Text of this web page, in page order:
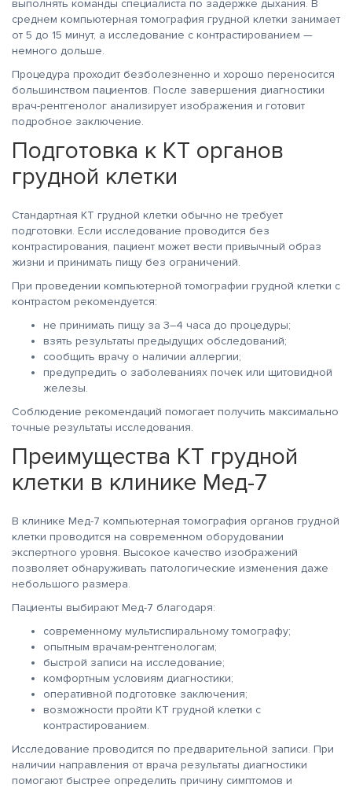
выполнять команды специалиста по задержке дыхания. В
среднем компьютерная томография грудной клетки занимает
от 5 до 15 минут, а исследование с контрастированием —
немного дольше.
Процедура проходит безболезненно и хорошо переносится
большинством пациентов. После завершения диагностики
врач-рентгенолог анализирует изображения и готовит
подробное заключение.
Подготовка к КТ органов
грудной клетки
Стандартная КТ грудной клетки обычно не требует
подготовки. Если исследование проводится без
контрастирования, пациент может вести привычный образ
жизни и принимать пищу без ограничений.
При проведении компьютерной томографии грудной клетки с
контрастом рекомендуется:
не принимать пищу за 3–4 часа до процедуры;
взять результаты предыдущих обследований;
сообщить врачу о наличии аллергии;
предупредить о заболеваниях почек или щитовидной
железы.
Соблюдение рекомендаций помогает получить максимально
точные результаты исследования.
Преимущества КТ грудной
клетки в клинике Мед-7
В клинике Мед-7 компьютерная томография органов грудной
клетки проводится на современном оборудовании
экспертного уровня. Высокое качество изображений
позволяет обнаруживать патологические изменения даже
небольшого размера.
Пациенты выбирают Мед-7 благодаря:
современному мультиспиральному томографу;
опытным врачам-рентгенологам;
быстрой записи на исследование;
комфортным условиям диагностики;
оперативной подготовке заключения;
возможности пройти КТ грудной клетки с
контрастированием.
Исследование проводится по предварительной записи. При
наличии направления от врача результаты диагностики
помогают быстрее определить причину симптомов и